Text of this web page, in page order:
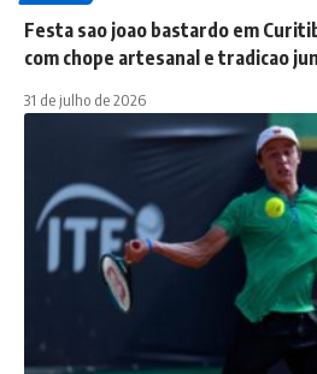
Festa sao joao bastardo em
com chope artesanal e tradicao
31 de julho de 2026